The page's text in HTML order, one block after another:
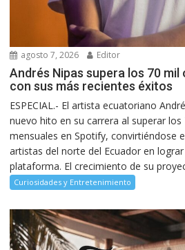
agosto 7, 2026 Editor
Andrés Nipas supera los 70
con sus más recientes éxitos
ESPECIAL.- El artista ecuatoriano
nuevo hito en su carrera al superar los
mensuales en Spotify, convirtiéndose
artistas del norte del Ecuador en
plataforma. El crecimiento de su
Curiosidades y Entretenimiento